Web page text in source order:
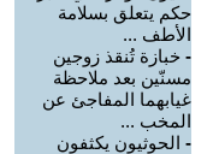
حكم يتعلق بسلامة
الأطف ...
- خبازة تُنقذ زوجين
مسنّين بعد ملاحظة
غيابهما المفاجئ عن
المخب ...
- الحوثيون يكثفون